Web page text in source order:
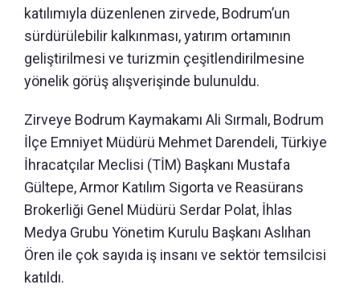
katılımıyla düzenlenen zirvede, Bodrum’un
sürdürülebilir kalkınması, yatırım ortamının
geliştirilmesi ve turizmin çeşitlendirilmesine
yönelik görüş alışverişinde bulunuldu.
Zirveye Bodrum Kaymakamı Ali Sırmalı, Bodrum
İlçe Emniyet Müdürü Mehmet Darendeli, Türkiye
İhracatçılar Meclisi (TİM) Başkanı Mustafa
Gültepe, Armor Katılım Sigorta ve Reasürans
Brokerliği Genel Müdürü Serdar Polat, İhlas
Medya Grubu Yönetim Kurulu Başkanı Aslıhan
Ören ile çok sayıda iş insanı ve sektör temsilcisi
katıldı.